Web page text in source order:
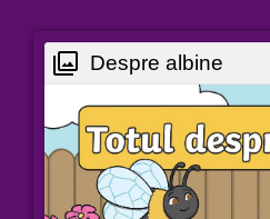
Despre albine